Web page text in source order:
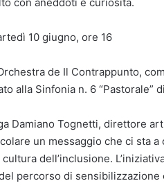
10 giugno, ore 16
de Il Contrappunto,
alla Sinfonia n. 6 “Pastorale”
Damiano Tognetti, direttore
un messaggio che ci sta a
dell’inclusione.
percorso di